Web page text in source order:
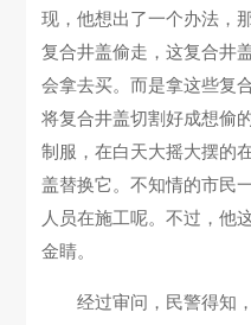
现，他想出了一个办法，
复合井盖偷走，这复合井
会拿去买。而是拿这些复
将复合井盖切割好成想偷
制服，在白天大摇大摆的
盖替换它。不知情的市民
人员在施工呢。不过，他
金睛。
经过审问，民警得知，